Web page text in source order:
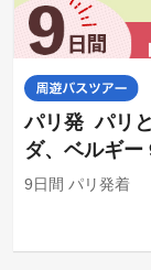
パリ発 パリ
ダ、ベルギー
9日間 パリ発着